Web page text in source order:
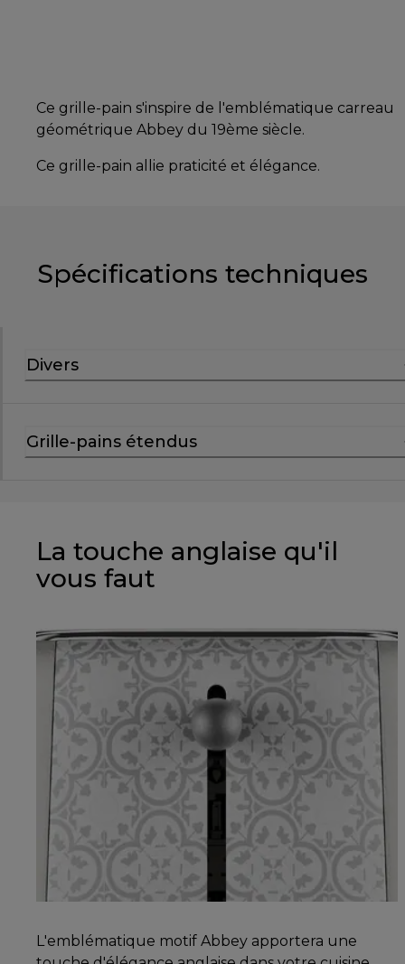
Ce grille-pain s'inspire de l'emblématique carreau
géométrique Abbey du 19ème siècle.
Ce grille-pain allie praticité et élégance.
Spécifications techniques
Divers
Grille-pains étendus
La touche anglaise qu'il
vous faut
L'emblématique motif Abbey apportera une